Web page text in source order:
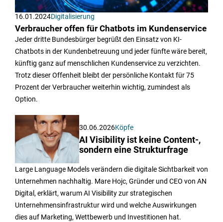
16.01.2024Digitalisierung
Verbraucher offen für Chatbots im Kundenservice
Jeder dritte Bundesbürger begrüßt den Einsatz von KI-
Chatbots in der Kundenbetreuung und jeder fünfte wäre bereit,
künftig ganz auf menschlichen Kundenservice zu verzichten.
Trotz dieser Offenheit bleibt der persönliche Kontakt für 75
Prozent der Verbraucher weiterhin wichtig, zumindest als
Option.
30.06.2026Köpfe
AI Visibility ist keine Content-,
sondern eine Strukturfrage
Large Language Models verändern die digitale Sichtbarkeit von
Unternehmen nachhaltig. Mare Hojc, Gründer und CEO von AN
Digital, erklärt, warum AI Visibility zur strategischen
Unternehmensinfrastruktur wird und welche Auswirkungen
dies auf Marketing, Wettbewerb und Investitionen hat.